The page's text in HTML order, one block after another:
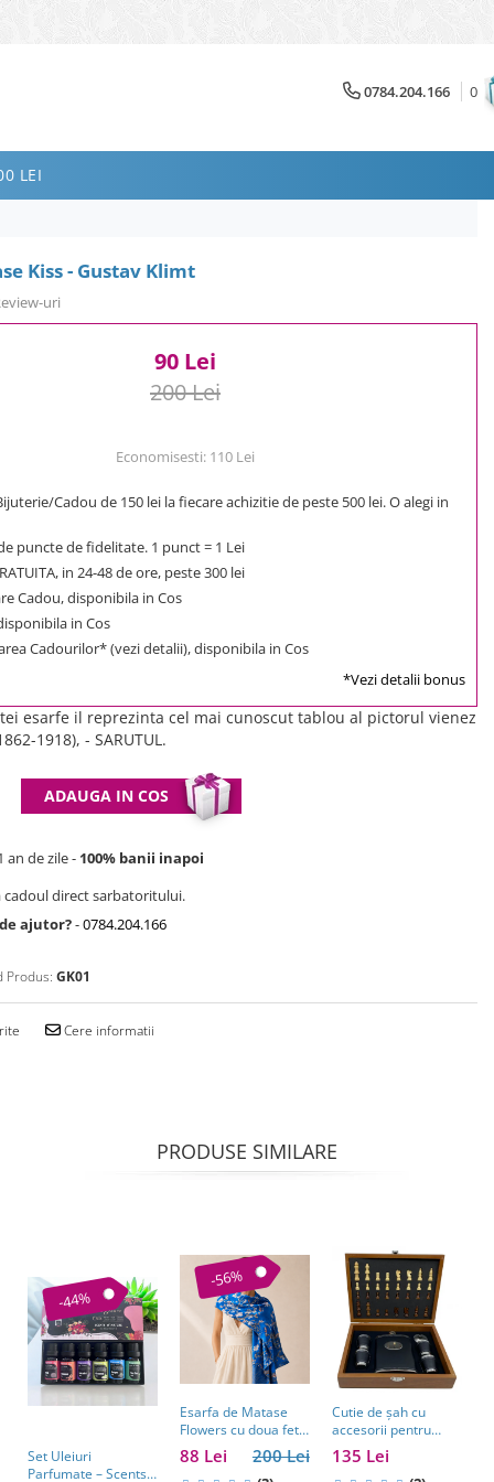
0784.204.166 0
LEI
Kiss - Gustav Klimt
uri
90 Lei
200 Lei
Economisesti: 110 Lei
Cadou de 150 lei la fiecare achizitie de peste 500 lei. O alegi in
puncte de fidelitate. 1 punct = 1 Lei
in 24-48 de ore, peste 300 lei
Cadou, disponibila in Cos
in Cos
Cadourilor* (vezi detalii), disponibila in Cos
*Vezi detalii bonus
esarfe il reprezinta cel mai cunoscut tablou al pictorul vienez
1918), - SARUTUL.
ADAUGA IN COS
an de zile - 100% banii inapoi
cadoul direct sarbatoritului.
ajutor?-0784.204.166
Produs: GK01
Cere informatii
PRODUSE SIMILARE
-44%
Set Uleiuri
Parfumate – Scents
-56%
Esarfa de Matase
Flowers cu doua fete
LARGE 70 x 180 cm
200 Lei
88 Lei
Cutie de șah cu
accesorii pentru
whisky – cadou
elegant pentru
135 Lei